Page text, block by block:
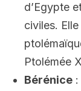
d’Egypte
civiles.
Ptolémée
Bérénice